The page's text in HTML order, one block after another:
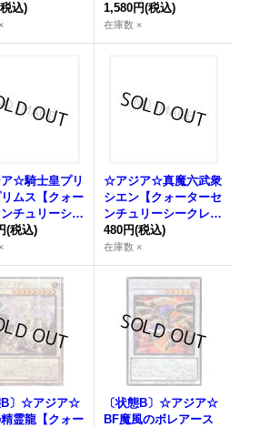
レット】{ア
JP040}
ロ》
込)
ト】{アジアCYAC-JP
042}《シンクロ》
1,580円(税込)
在庫数 ×
☆騎士皇プリ
ムス【クォー
チュリーシー
】{アジアRO
《シンク
(税込)
☆アジア☆真魔六武衆
シエン【クォーターセ
ンチュリーシークレッ
ト】{アジアROTA-JP
039}《シンクロ》
480円(税込)
在庫数 ×
B〕☆アジア☆
霊龍【クォー
〔状態B〕☆アジア☆
BF魔風のボレアース